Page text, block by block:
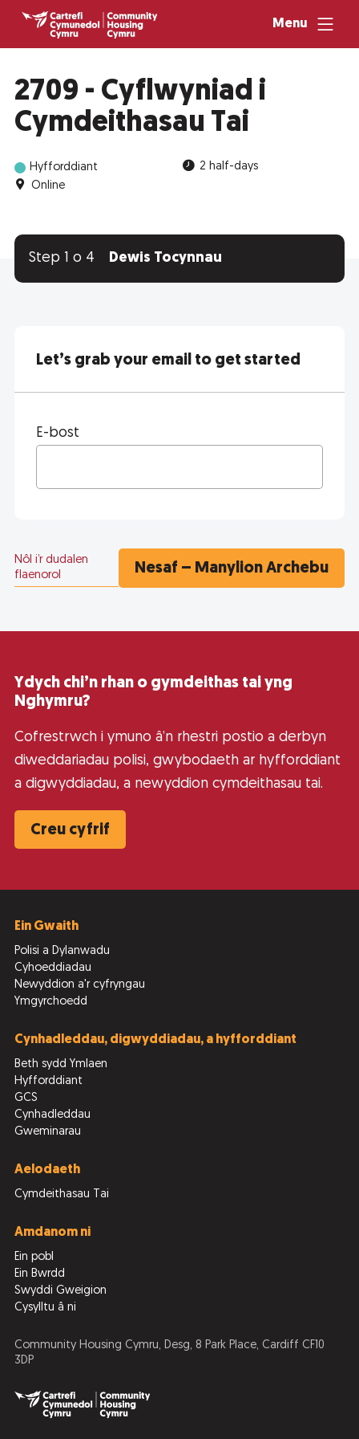
Menu
2709 - Cyflwyniad i
Cymdeithasau Tai
Hyfforddiant
2 half-days
Online
Step 1 o 4 Dewis Tocynnau
Let’s grab your email to get started
E-bost
Nôl i’r dudalen
flaenorol
Ydych chi’n rhan o gymdeithas tai yng
Nghymru?
Cofrestrwch i ymuno â’n rhestri postio a derbyn
diweddariadau polisi, gwybodaeth ar hyfforddiant
a digwyddiadau, a newyddion cymdeithasau tai.
Creu cyfrif
Ein Gwaith
Polisi a Dylanwadu
Cyhoeddiadau
Newyddion a'r cyfryngau
Ymgyrchoedd
Cynhadleddau, digwyddiadau, a hyfforddiant
Beth sydd Ymlaen
Hyfforddiant
GCS
Cynhadleddau
Gweminarau
Aelodaeth
Cymdeithasau Tai
Amdanom ni
Ein pobl
Ein Bwrdd
Swyddi Gweigion
Cysylltu â ni
Community Housing Cymru, Desg, 8 Park Place, Cardiff CF10
3DP